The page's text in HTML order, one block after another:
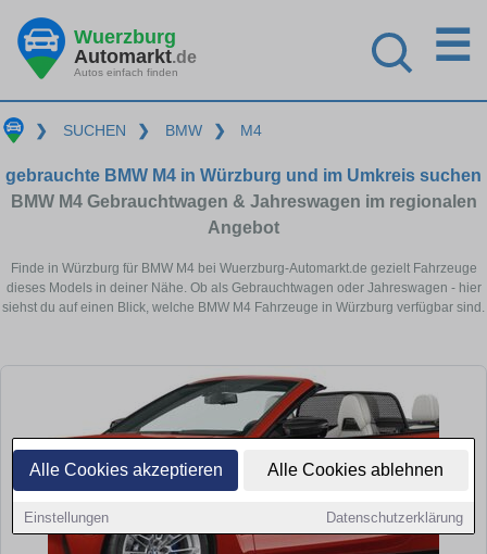
Alle Cookies akzeptieren Alle Cookies ablehnen
Einstellungen Datenschutzerklärung
Wuerzburg
Automarkt.de
Autos einfach finden
☰
❯ SUCHEN ❯ BMW ❯ M4
gebrauchte BMW M4 in Würzburg und im Umkreis suchen
BMW M4 Gebrauchtwagen & Jahreswagen im regionalen
Angebot
Finde in Würzburg für BMW M4 bei Wuerzburg-Automarkt.de gezielt Fahrzeuge
dieses Models in deiner Nähe. Ob als Gebrauchtwagen oder Jahreswagen - hier
siehst du auf einen Blick, welche BMW M4 Fahrzeuge in Würzburg verfügbar sind.